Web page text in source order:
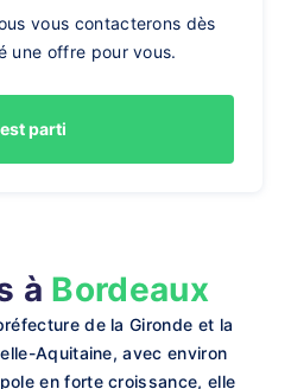
vous contacterons dès
une offre pour vous.
parti
à Bordeaux
de la Gironde et la
Aquitaine, avec environ
en forte croissance, elle